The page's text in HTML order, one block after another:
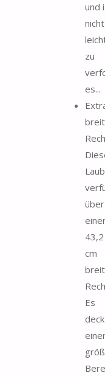
und
nicht
zu
es...
über
43,2
cm
Es